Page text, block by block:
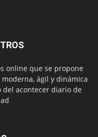
online que se propone
ágil y dinámica
acontecer diario de